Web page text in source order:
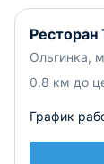
Ресторан
Ольгинка,
0.8 км до
График